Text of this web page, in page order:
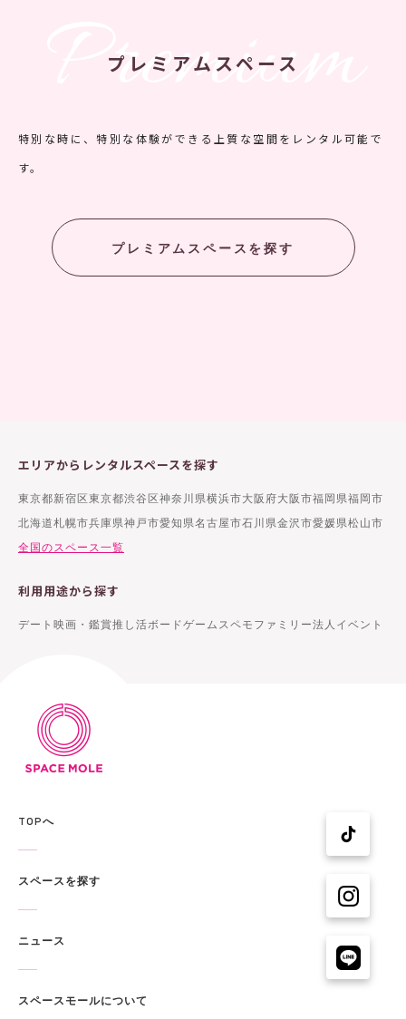
プレミアムスペース
Premium
特別な時に、特別な体験ができる上質な空間をレンタル可能で
す。
プレミアムスペースを探す
エリアからレンタルスペースを探す
東京都新宿区東京都渋谷区神奈川県横浜市大阪府大阪市福岡県福岡市
北海道札幌市兵庫県神戸市愛知県名古屋市石川県金沢市愛媛県松山市
全国のスペース一覧
利用用途から探す
デート 映画・鑑賞推し活ボードゲーム スペモファミリー法人イベント
TOPへ
スペースを探す
ニュース
スペースモールについて